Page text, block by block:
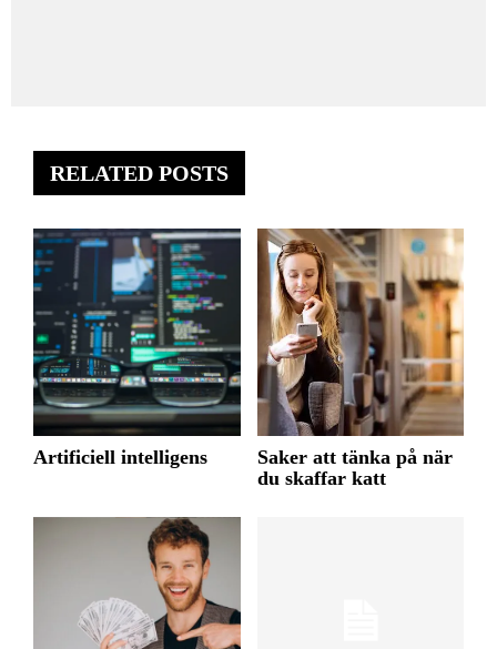
RELATED POSTS
Artificiell intelligens
Saker att tänka på när
du skaffar katt